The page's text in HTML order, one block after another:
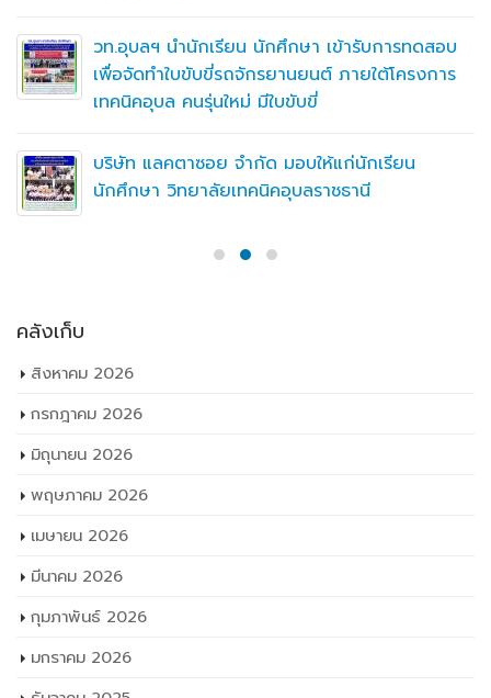
วท.อุบลฯ นำนักเรียน นักศึกษา เข้ารับการทดสอบ
เพื่อจัดทำใบขับขี่รถจักรยานยนต์ ภายใต้โครงการ
เทคนิคอุบล คนรุ่นใหม่ มีใบขับขี่
บริษัท แลคตาซอย จำกัด มอบให้แก่นักเรียน
นักศึกษา วิทยาลัยเทคนิคอุบลราชธานี
คลังเก็บ
สิงหาคม 2026
กรกฎาคม 2026
มิถุนายน 2026
พฤษภาคม 2026
เมษายน 2026
มีนาคม 2026
กุมภาพันธ์ 2026
มกราคม 2026